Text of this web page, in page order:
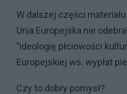
W dalszej części
Unia Europejska nie
"ideologię płciowości
Europejskiej ws. wypłat
Czy to dobry pomysł?